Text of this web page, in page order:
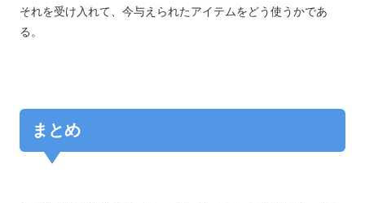
それを受け入れて、今与えられたアイテムをどう使うかであ
る。
まとめ